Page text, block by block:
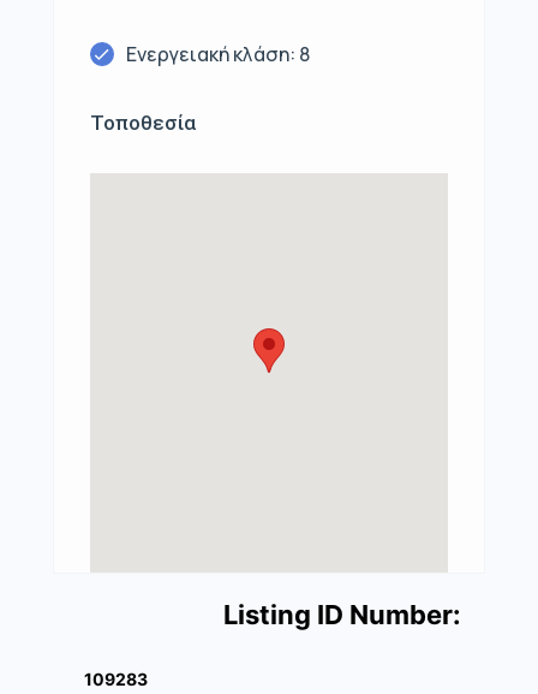
Ενεργειακή κλάση: 8
Τοποθεσία
Listing ID Number:
109283